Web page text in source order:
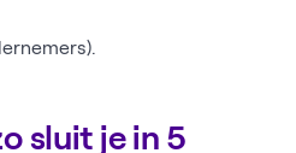
sluit je in 5